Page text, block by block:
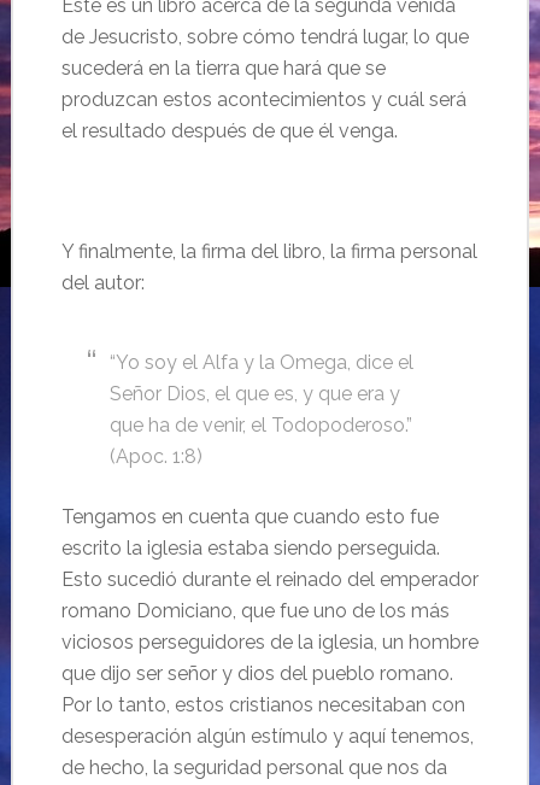
Este es un libro acerca de la segunda venida
de Jesucristo, sobre cómo tendrá lugar, lo que
sucederá en la tierra que hará que se
produzcan estos acontecimientos y cuál será
el resultado después de que él venga.
Y finalmente, la firma del libro, la firma personal
del autor:
“Yo soy el Alfa y la Omega, dice el
Señor Dios, el que es, y que era y
que ha de venir, el Todopoderoso.”
(Apoc. 1:8)
Tengamos en cuenta que cuando esto fue
escrito la iglesia estaba siendo perseguida.
Esto sucedió durante el reinado del emperador
romano Domiciano, que fue uno de los más
viciosos perseguidores de la iglesia, un hombre
que dijo ser señor y dios del pueblo romano.
Por lo tanto, estos cristianos necesitaban con
desesperación algún estímulo y aquí tenemos,
de hecho, la seguridad personal que nos da